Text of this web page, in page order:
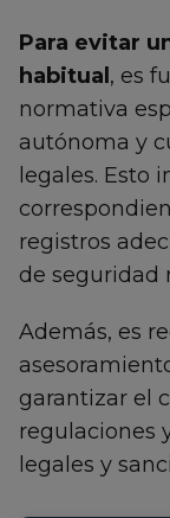
Para evitar
habitual, es
normativa
autónoma y
legales. Esto
registros
de seguridad
Además, es
garantizar el
regulaciones
legales y